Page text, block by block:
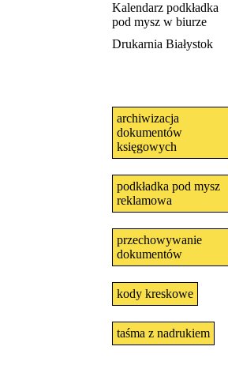
Kalendarz podkładka
pod mysz w biurze
Drukarnia Białystok
archiwizacja
dokumentów
księgowych
podkładka pod mysz
reklamowa
przechowywanie
dokumentów
kody kreskowe
taśma z nadrukiem